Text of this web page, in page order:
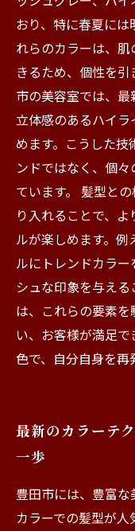
おり、特に春夏には
れらのカラーは、
きるため、個性を
市の美容室では、最
立体感のあるハイ
めます。こうした
ンドではなく、個
ています。 髪型と
り入れることで、
ルが楽しめます。
ルにトレンドカラ
シュな印象を与え
は、これらの要素
い、お客様が満足
色で、自分自身を再
最新のカラーテ
一歩
豊田市には、豊富
カラーでの髪型が